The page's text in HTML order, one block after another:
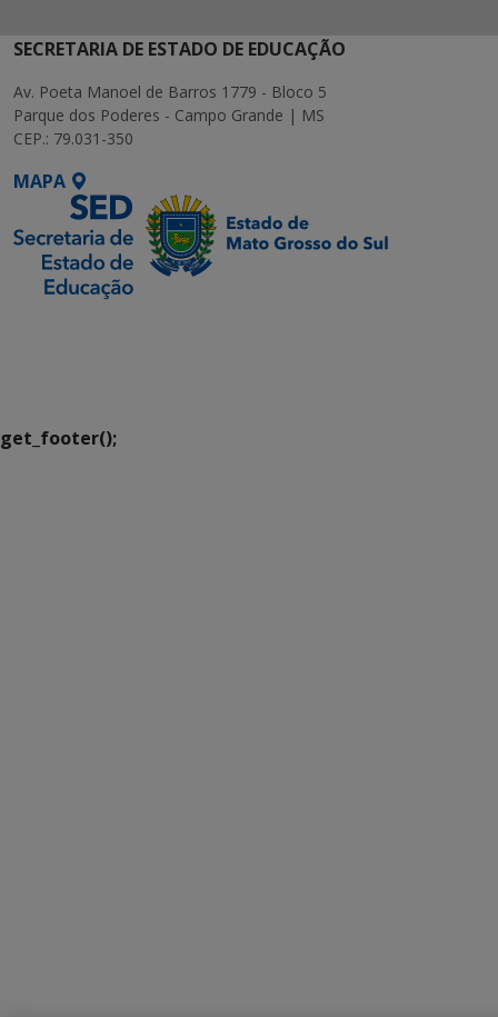
SECRETARIA DE ESTADO DE EDUCAÇÃO
Av. Poeta Manoel de Barros 1779 - Bloco 5
Parque dos Poderes - Campo Grande | MS
CEP.: 79.031-350
MAPA
get_footer();